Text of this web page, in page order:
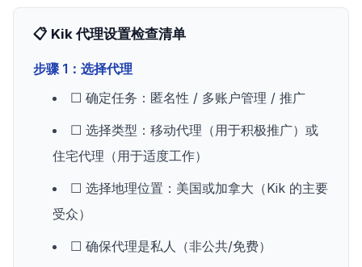
📋 Kik 代理设置检查清单
步骤 1：选择代理
☐ 确定任务：匿名性 / 多账户管理 / 推广
☐ 选择类型：移动代理（用于积极推广）或
住宅代理（用于适度工作）
☐ 选择地理位置：美国或加拿大（Kik 的主要
受众）
☐ 确保代理是私人（非公共/免费）